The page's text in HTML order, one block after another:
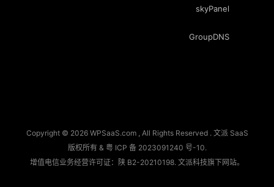
skyPanel
GroupDNS
Copyright © 2026 WPSaaS.com , All Rights Reserved . 文派 SaaS
版权所有 & 粤 ICP 备 2023091240 号-10.
增值电信业务经营许可证：陕 B2-20210198. 文派科技旗下网站。